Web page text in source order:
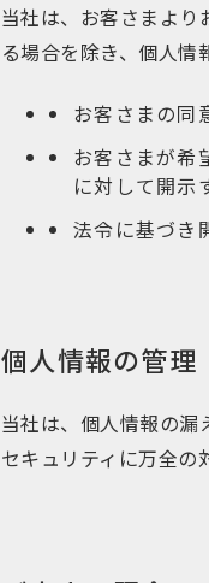
当社は、お客さまよ
る場合を除き、個人情
お客さまの同
お客さまが希
に対して開示
法令に基づき
個人情報の管理
当社は、個人情報の漏
セキュリティに万全の